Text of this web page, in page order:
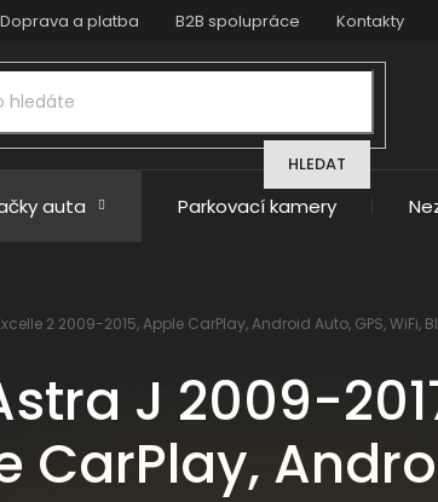
Doprava a platba B2B spolupráce Kontakty
HLEDAT
auta Parkovací kamery
2 2009-2015, Apple CarPlay, Android Auto, GPS, WiFi,
J 2009-
CarPlay,